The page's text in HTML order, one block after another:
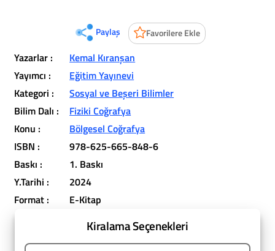
Paylaş Favorilere Ekle
Yazarlar :
Kemal Kıranşan
Yayımcı :
Eğitim Yayınevi
Kategori :
Sosyal ve Beşeri Bilimler
Bilim Dalı :
Fiziki Coğrafya
Konu :
Bölgesel Coğrafya
ISBN :
978-625-665-848-6
Baskı :
1. Baskı
Y.Tarihi :
2024
Format :
E-Kitap
Kiralama Seçenekleri